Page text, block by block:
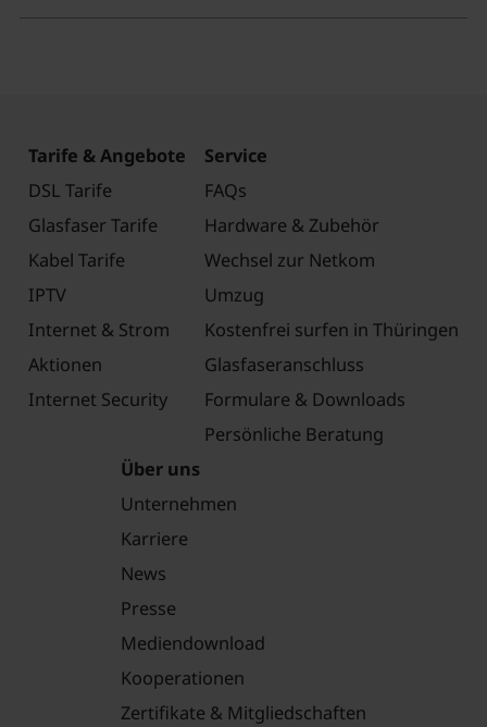
Tarife & Angebote
DSL Tarife
Glasfaser Tarife
Kabel Tarife
IPTV
Internet & Strom
Aktionen
Internet Security
Service
FAQs
Hardware & Zubehör
Wechsel zur Netkom
Umzug
Kostenfrei surfen in Thüringen
Glasfaseranschluss
Formulare & Downloads
Persönliche Beratung
Über uns
Unternehmen
Karriere
News
Presse
Mediendownload
Kooperationen
Zertifikate & Mitgliedschaften